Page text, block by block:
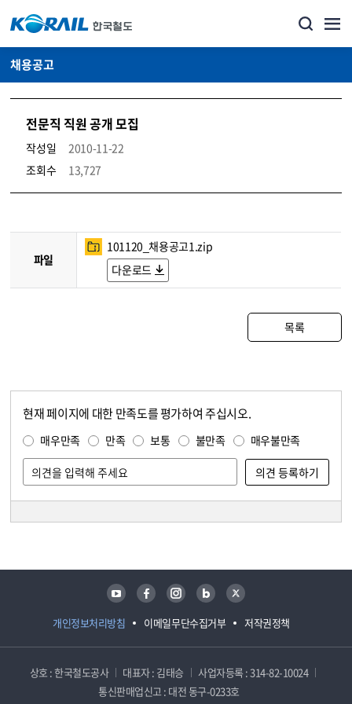
채용공고
전문직 직원 공개 모집
작성일
2010-11-22
조회수
13,727
코레일소개_경영공시_채용공고 상세보기 – 내용, 파일, 담당자 연락처로 구성
파일
101120_채용공고1.zip
다운로드
목록
현재 페이지에 대한 만족도를 평가하여 주십시오.
매우만족 만족 보통 불만족 매우불만족
개인정보처리방침 이메일무단수집거부 저작권정책
유튜브 페이스북 인스타그램 블로그 트위터
상호 : 한국철도공사 대표자 : 김태승
사업자등록 : 314-82-10024
통신판매업신고 : 대전 동구-0233호